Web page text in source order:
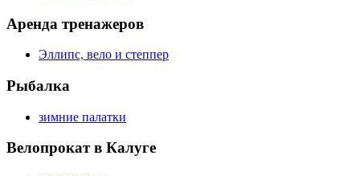
Аренда тренажеров
Эллипс, вело и степпер
Рыбалка
зимние палатки
Велопрокат в Калуге